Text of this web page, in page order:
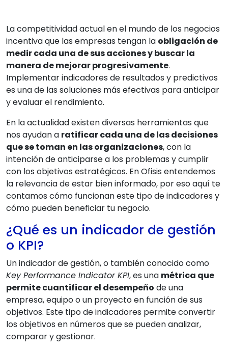
La competitividad actual en el mundo de los negocios
incentiva que las empresas tengan la obligación de
medir cada una de sus acciones y buscar la
manera de mejorar progresivamente.
Implementar indicadores de resultados y predictivos
es una de las soluciones más efectivas para anticipar
y evaluar el rendimiento.
En la actualidad existen diversas herramientas que
nos ayudan a ratificar cada una de las decisiones
que se toman en las organizaciones, con la
intención de anticiparse a los problemas y cumplir
con los objetivos estratégicos. En Ofisis entendemos
la relevancia de estar bien informado, por eso aquí te
contamos cómo funcionan este tipo de indicadores y
cómo pueden beneficiar tu negocio.
¿Qué es un indicador de gestión
o KPI?
Un indicador de gestión, o también conocido como
Key Performance Indicator KPI, es una métrica que
permite cuantificar el desempeño de una
empresa, equipo o un proyecto en función de sus
objetivos. Este tipo de indicadores permite convertir
los objetivos en números que se pueden analizar,
comparar y gestionar.